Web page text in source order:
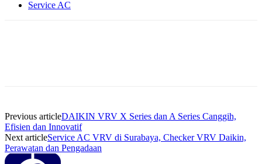
Service AC
Previous articleDAIKIN VRV X Series dan A Series Canggih,
Efisien dan Innovatif
Next articleService AC VRV di Surabaya, Checker VRV Daikin,
Perawatan dan Pengadaan